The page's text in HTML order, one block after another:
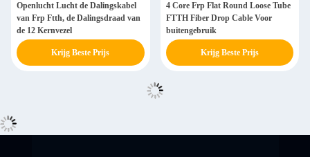
Openlucht Lucht de Dalingskabel
van Frp Ftth, de Dalingsdraad van
de 12 Kernvezel
Krijg Beste Prijs
4 Core Frp Flat Round Loose Tube
FTTH Fiber Drop Cable Voor
buitengebruik
Krijg Beste Prijs